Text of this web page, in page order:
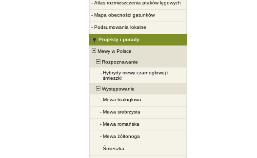
- Atlas rozmieszczenia ptaków lęgowych
- Mapa obecności gatunków
- Podsumowania lokalne
Projekty i porady
Mewy w Polsce
Rozpoznawanie
- Hybrydy mewy czarnogłowej i
śmieszki
Występowanie
- Mewa białogłowa
- Mewa srebrzysta
- Mewa romańska
- Mewa żółtonoga
- Śmieszka